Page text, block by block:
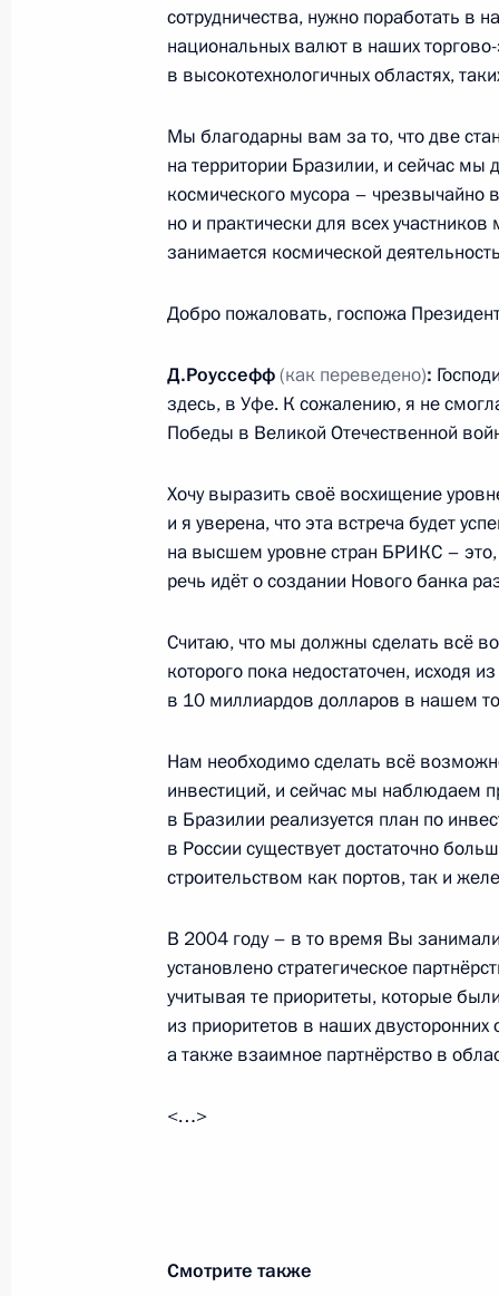
Телефонный разговор с
Роуссефф
Поздравление Президенту
27 октября 2014 года, 15:45
14 июля 2014 года, 23:30
Заявление для прессы по итогам
переговоров
14 июля 2014 года, 20:40
Переговоры с Президентом
14 декабря 2012 года, 17:00
Владимир Путин встретится с
Роуссефф
10 декабря 2012 года, 16:00
Встреча с Президентом Бразилии
19 июня 2012 года, 06:00
Встреча с Президентом Бразилии
сотрудничества, нужно поработать в
национальных валют в наших
в высокотехнологичных областях,
Мы благодарны вам за то, что две
на территории Бразилии, и сейчас мы
космического мусора – чрезвычайно
но и практически для всех
занимается космической
Добро пожаловать, госпожа
Д.Роуссефф(как переведено):
здесь, в Уфе. К сожалению, я не
Победы в Великой Отечественной
Хочу выразить своё восхищение
и я уверена, что эта встреча будет
на высшем уровне стран БРИКС –
речь идёт о создании Нового банка
Считаю, что мы должны сделать всё
которого пока недостаточен, исходя
в 10 миллиардов долларов в нашем
Нам необходимо сделать всё
инвестиций, и сейчас мы наблюдаем
в Бразилии реализуется план по
в России существует достаточно
строительством как портов, так и
В 2004 году – в то время Вы
установлено стратегическое
учитывая те приоритеты, которые
из приоритетов в наших
а также взаимное партнёрство в
<…>
Смотрите также